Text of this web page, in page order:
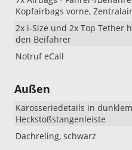
Kopfairbags vorne,
2x i-Size und 2x Top Tether
den Beifahrer
Notruf eCall
Außen
Karosseriedetails in
Heckstoßstangenleiste
Dachreling, schwarz